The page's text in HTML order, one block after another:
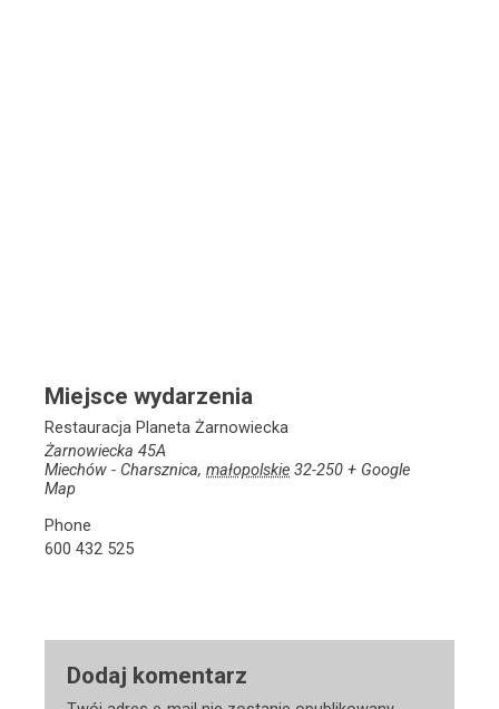
Miejsce wydarzenia
Restauracja Planeta Żarnowiecka
Żarnowiecka 45A
Miechów - Charsznica, małopolskie 32-250 + Google
Map
Phone
600 432 525
Dodaj komentarz